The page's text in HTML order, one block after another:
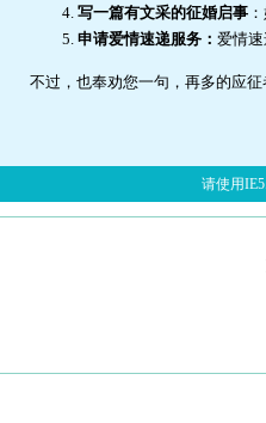
写一篇有文采的征婚启事
申请爱情速递服务： 爱情
不过，也奉劝您一句，再多的应
请使用